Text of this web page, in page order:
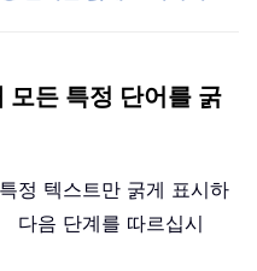
든 특정 단어를 굵
정 텍스트만 굵게 표시하
다음 단계를 따르십시